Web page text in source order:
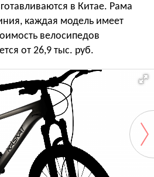
в Китае. Рама
каждая модель имеет
велосипедов
от 26,9 тыс. руб.